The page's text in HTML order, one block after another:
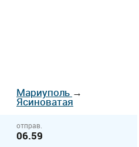
Мариуполь →
Ясиноватая
отправ.
06.59